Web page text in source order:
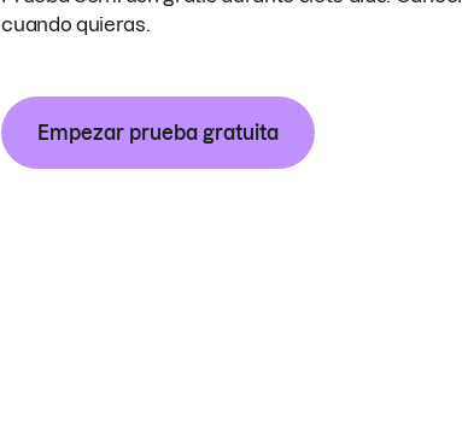
cuando quieras.
Empezar prueba gratuita